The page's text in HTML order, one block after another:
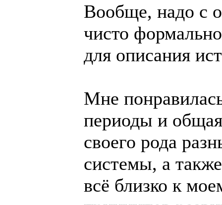
Вообще, надо с
чисто
для описания
Мне
периоды и общая
своего рода
системы, а
всё близко к